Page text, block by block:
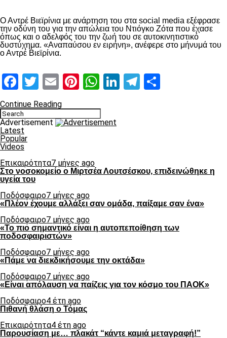
Ο Αντρέ Βιεϊρίνια με ανάρτηση του στα social media εξέφρασε
την οδύνη του για την απώλεια του Ντιόγκο Ζότα που έχασε
όπως και ο αδελφός του την ζωή του σε αυτοκινητιστικό
δυστύχημα. «Αναπαύσου εν ειρήνη», ανέφερε στο μήνυμά του
ο Αντρέ Βιεϊρίνια.
Facebook
Twitter
EmailPinterest
WhatsApp
LinkedIn
Telegram
Continue Reading
Advertisement
Latest
Popular
Videos
Επικαιρότητα7 μήνες ago
Στο νοσοκομείο ο Μιρτσέα Λουτσέσκου, επιδεινώθηκε η
υγεία του
Ποδόσφαιρο7 μήνες ago
«Πλέον έχουμε αλλάξει σαν ομάδα, παίξαμε σαν ένα»
Ποδόσφαιρο7 μήνες ago
«Το πιο σημαντικό είναι η αυτοπεποίθηση των
ποδοσφαιριστών»
Ποδόσφαιρο7 μήνες ago
«Πάμε να διεκδικήσουμε την οκτάδα»
Ποδόσφαιρο7 μήνες ago
«Είναι απόλαυση να παίζεις για τον κόσμο του ΠΑΟΚ»
Ποδόσφαιρο4 έτη ago
Πιθανή θλάση ο Τόμας
Επικαιρότητα4 έτη ago
Παρουσίαση με… πλακάτ “κάντε καμιά μεταγραφή!”